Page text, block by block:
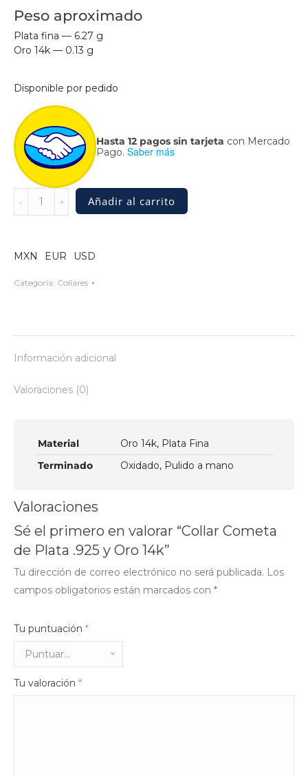
Peso aproximado
Plata fina — 6.27 g
Oro 14k — 0.13 g
Disponible por pedido
Hasta 12 pagos sin tarjeta con Mercado
Pago. Saber más
Cometa
.925
Oro
Añadir al carrito
MXN EUR USD
Categoría: Collares
Información adicional
Valoraciones (0)
Material
Oro 14k, Plata Fina
Terminado
Oxidado, Pulido a mano
Valoraciones
Sé el primero en valorar “Collar Cometa
de Plata .925 y Oro 14k”
Tu dirección de correo electrónico no será publicada. Los
campos obligatorios están marcados con *
Tu puntuación *
Tu valoración *